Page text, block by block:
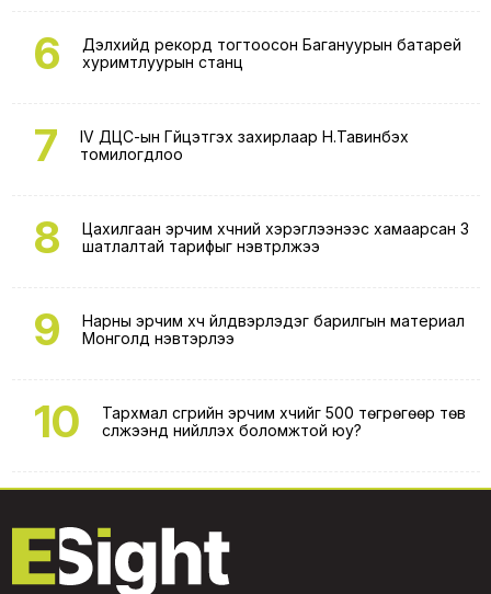
6
Дэлхийд рекорд тогтоосон Багануурын батарей
хуримтлуурын станц
7
IV ДЦС-ын Гүйцэтгэх захирлаар Н.Тавинбэх
томилогдлоо
8
Цахилгаан эрчим хүчний хэрэглээнээс хамаарсан 3
шатлалтай тарифыг нэвтрүүлжээ
9
Нарны эрчим хүч үйлдвэрлэдэг барилгын материал
Монголд нэвтэрлээ
10
Тархмал үүсгүүрийн эрчим хүчийг 500 төгрөгөөр төв
сүлжээнд нийлүүлэх боломжтой юу?